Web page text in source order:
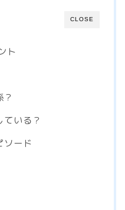
CLOSE
ト
ている？
ソード